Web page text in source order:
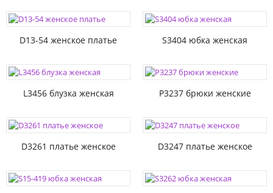
D13-54 женское платье S3404 юбка женская
L3456 блузка женская P3237 брюки женские
D3261 платье женское D3247 платье женское